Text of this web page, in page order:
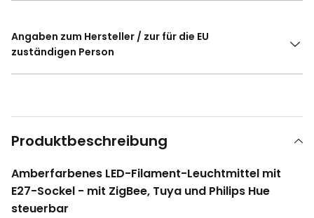
Angaben zum Hersteller / zur für die EU
zuständigen Person
Produktbeschreibung
Amberfarbenes LED-Filament-Leuchtmittel mit
E27-Sockel - mit ZigBee, Tuya und Philips Hue
steuerbar